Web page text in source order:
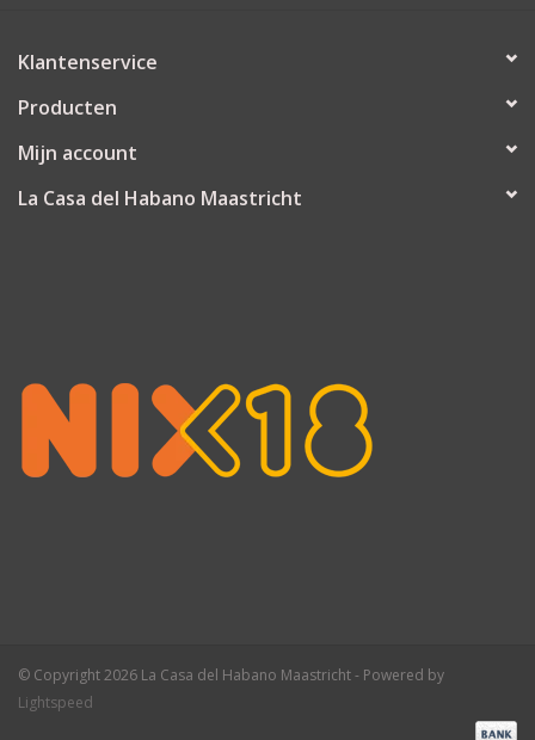
Klantenservice
Producten
Mijn account
La Casa del Habano Maastricht
© Copyright 2026 La Casa del Habano Maastricht - Powered by
Lightspeed